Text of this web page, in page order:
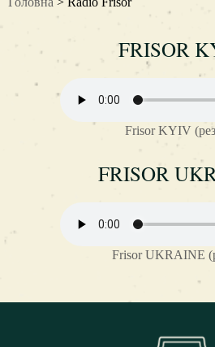
FRISOR
Frisor KYIV
FRISOR
Frisor UKRAINE